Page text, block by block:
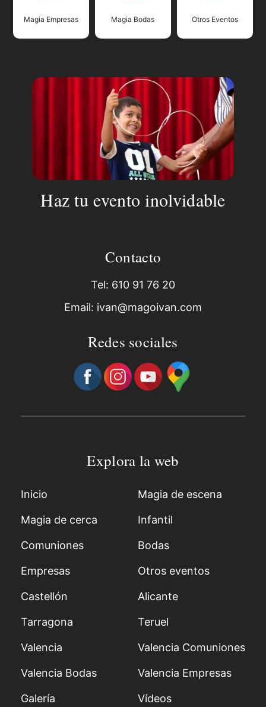
Magia Empresas Magia Bodas Otros Eventos
Haz tu evento inolvidable
Contacto
Tel: 610 91 76 20
Email: ivan@magoivan.com
Redes sociales
Explora la web
Inicio Magia de escena
Magia de cerca Infantil
Comuniones Bodas
Empresas Otros eventos
Castellón Alicante
Tarragona Teruel
Valencia Valencia Comuniones
Valencia Bodas Valencia Empresas
Galería Vídeos